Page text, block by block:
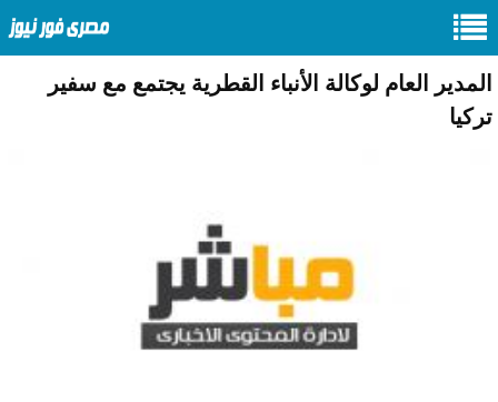
المدير العام لوكالة الأنباء القطرية يجتمع مع سفير
تركيا